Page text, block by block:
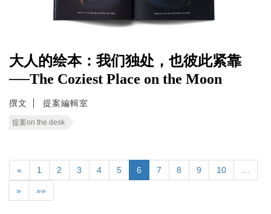
大人的绘本：我们独处，也彼此紧靠
──The Coziest Place on the Moon
撰文 提案編輯室
提案on the desk
« 1 2 3 4 5 6 7 8 9 10
» »»